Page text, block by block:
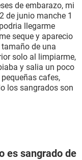
de embarazo, mi
de junio manche 1
llegarme
seque y aparecio
de una
solo al limpiarme,
y salia un poco
cafes,
los sangrados son
es sangrado de